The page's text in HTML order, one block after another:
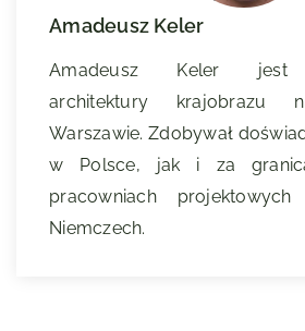
Amadeusz Keler
Amadeusz Keler jest
architektury krajobrazu
Warszawie. Zdobywał
w Polsce, jak i za
pracowniach
Niemczech.